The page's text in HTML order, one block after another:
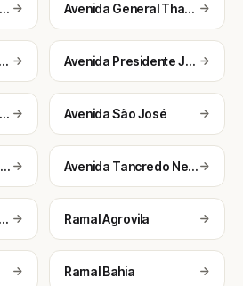
Avenida Duque de Caxias Avenida General Thaumaturgo
Avenida Marechal Rondon Avenida Presidente Juscelino
Avenida Presidente Vargas Avenida São José
Avenida Sete de Setembro Avenida Tancredo Neves
Avenida Ulisses Guimarães Ramal Agrovila
Ramal Bahia